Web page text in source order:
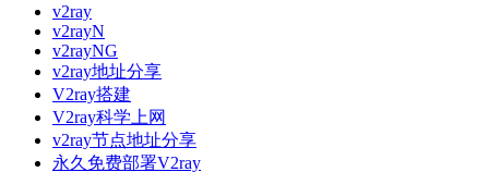
v2ray
v2rayN
v2rayNG
v2ray地址分享
V2ray搭建
V2ray科学上网
v2ray节点地址分享
永久免费部署V2ray